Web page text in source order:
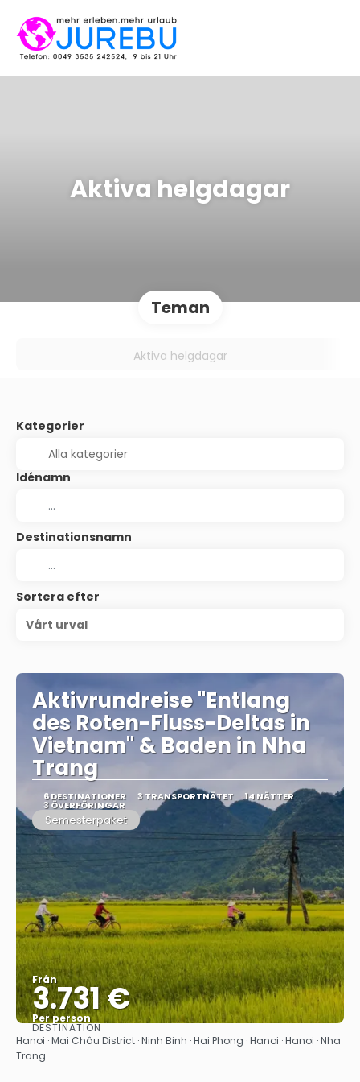
Aktiva helgdagar
Teman
Aktiva helgdagar
Kategorier
Idénamn
Destinationsnamn
Sortera efter
Vårt urval
Aktivrundreise "Entlang
des Roten-Fluss-Deltas in
Vietnam" & Baden in Nha
Trang
6 DESTINATIONER 3 TRANSPORTNÄTET 14 NÄTTER
3 ÖVERFÖRINGAR
Semesterpaket
Från
3.731 €
Per person
Se
DESTINATION
Hanoi · Mai Châu District · Ninh Binh · Hai Phong · Hanoi · Hanoi · Nha
Trang